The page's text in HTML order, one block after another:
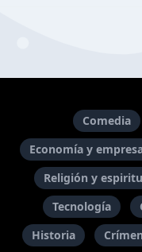
Comedia
Economía y
Religión y
Tecnología
Historia